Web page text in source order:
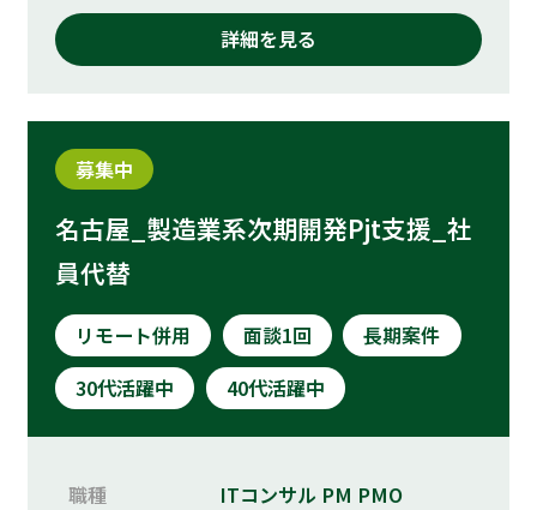
詳細を見る
募集中
名古屋_製造業系次期開発Pjt支援_社
員代替
リモート併用 面談1回
長期案件
30代活躍中
40代活躍中
職種 ITコンサル PM PMO